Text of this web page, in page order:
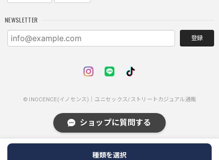
NCLLW ホイッスルネックレス / NCLLW Whistle Necklace
2025/11/28
2025/11/28
メタルで金属感あるかなと思ったら重くもなく軽くもないプ
ラスチック味がある感じ。布は柔らかい合皮っぽい感じ。
NEWSLETTER
登録
© INOCENCE(イノセンス)｜ユニセックス/ストリートカジュアル通販
種類を選択
ショップに質問する